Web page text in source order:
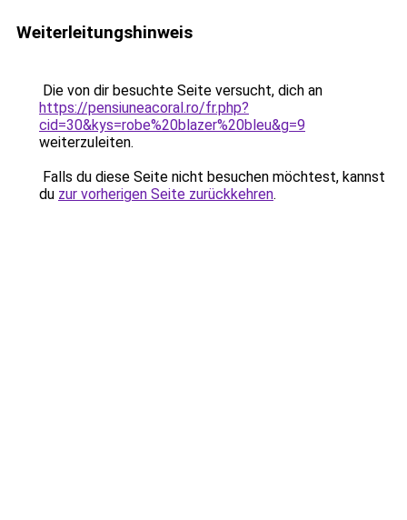
Weiterleitungshinweis
Die von dir besuchte Seite versucht, dich an
https://pensiuneacoral.ro/fr.php?
cid=30&kys=robe%20blazer%20bleu&g=9
weiterzuleiten.
Falls du diese Seite nicht besuchen möchtest, kannst
du zur vorherigen Seite zurückkehren.